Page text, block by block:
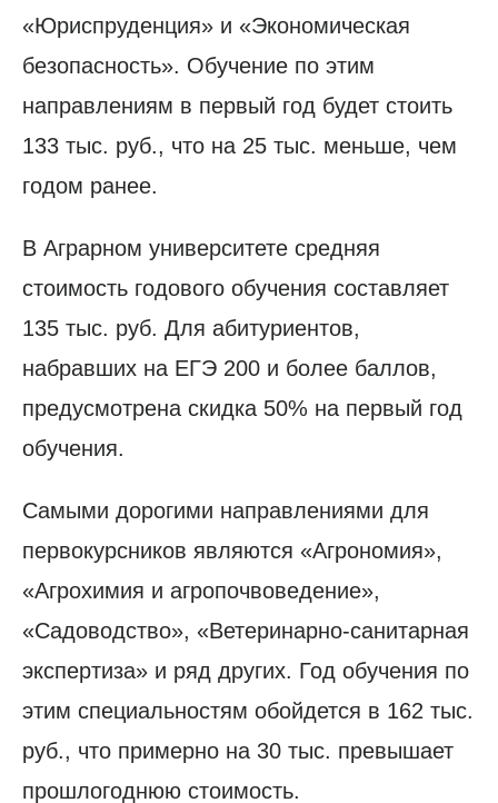
«Юриспруденция» и «Экономическая
безопасность». Обучение по этим
направлениям в первый год будет стоить
133 тыс. руб., что на 25 тыс. меньше, чем
годом ранее.
В Аграрном университете средняя
стоимость годового обучения составляет
135 тыс. руб. Для абитуриентов,
набравших на ЕГЭ 200 и более баллов,
предусмотрена скидка 50% на первый год
обучения.
Самыми дорогими направлениями для
первокурсников являются «Агрономия»,
«Агрохимия и агропочвоведение»,
«Садоводство», «Ветеринарно-санитарная
экспертиза» и ряд других. Год обучения по
этим специальностям обойдется в 162 тыс.
руб., что примерно на 30 тыс. превышает
прошлогоднюю стоимость.